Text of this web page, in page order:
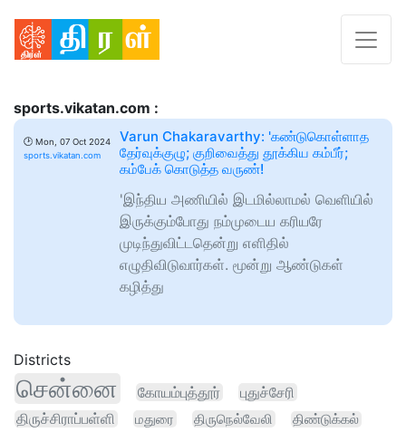
sports.vikatan.com :
🕑 Mon, 07 Oct 2024
sports.vikatan.com
Varun Chakaravarthy: 'கண்டுகொள்ளாத
தேர்வுக்குழு; குறிவைத்து தூக்கிய கம்பீர்;
கம்பேக் கொடுத்த வருண்!
'இந்திய அணியில் இடமில்லாமல் வெளியில்
இருக்கும்போது நம்முடைய கரியரே
முடிந்துவிட்டதென்று எளிதில்
எழுதிவிடுவார்கள். மூன்று ஆண்டுகள்
கழித்து
Districts
சென்னை கோயம்புத்தூர் புதுச்சேரி
திருச்சிராப்பள்ளி மதுரை திருநெல்வேலி
திண்டுக்கல்